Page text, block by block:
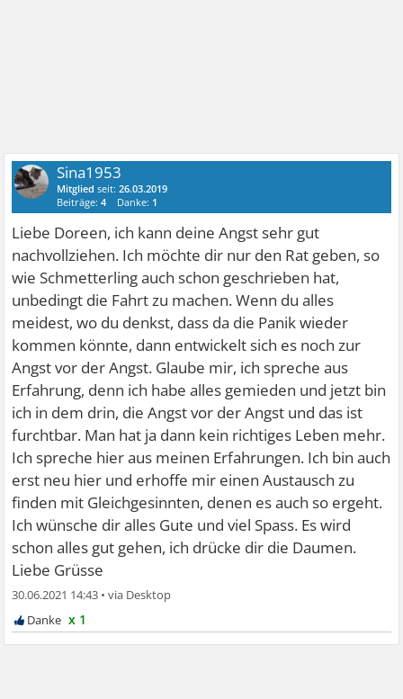
Sina1953
Mitglied seit:26.03.2019
Beiträge:4 Danke: 1
Liebe Doreen, ich kann deine Angst sehr gut
nachvollziehen. Ich möchte dir nur den Rat geben, so
wie Schmetterling auch schon geschrieben hat,
unbedingt die Fahrt zu machen. Wenn du alles
meidest, wo du denkst, dass da die Panik wieder
kommen könnte, dann entwickelt sich es noch zur
Angst vor der Angst. Glaube mir, ich spreche aus
Erfahrung, denn ich habe alles gemieden und jetzt bin
ich in dem drin, die Angst vor der Angst und das ist
furchtbar. Man hat ja dann kein richtiges Leben mehr.
Ich spreche hier aus meinen Erfahrungen. Ich bin auch
erst neu hier und erhoffe mir einen Austausch zu
finden mit Gleichgesinnten, denen es auch so ergeht.
Ich wünsche dir alles Gute und viel Spass. Es wird
schon alles gut gehen, ich drücke dir die Daumen.
Liebe Grüsse
30.06.2021 14:43 •
x 1